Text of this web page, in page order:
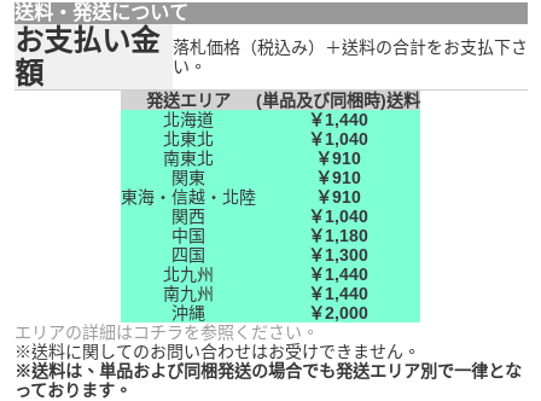
送料・発送について
お支払い金
額
落札価格（税込み）＋送料の合計をお支払下さ
い。
発送エリア
(単品及び同梱時)送料
北海道
￥1,440
北東北
￥1,040
南東北
￥910
関東
￥910
東海・信越・北陸
￥910
関西
￥1,040
中国
￥1,180
四国
￥1,300
北九州
￥1,440
南九州
￥1,440
沖縄
￥2,000
エリアの詳細はコチラを参照ください。
※送料に関してのお問い合わせはお受けできません。
※送料は、単品および同梱発送の場合でも発送エリア別で一律とな
っております。